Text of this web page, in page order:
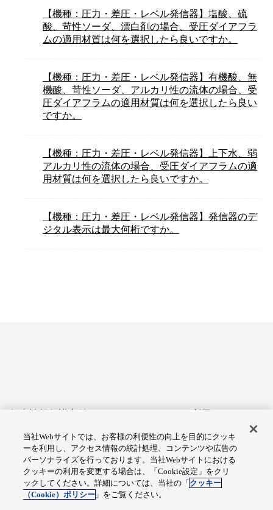
【機種：圧力・差圧・レベル発信器】塩酸、硫
酸、苛性ソーダ、漂白剤の場合、受圧ダイアフラ
ムの適用材質は何を選択したら良いですか。
【機種：圧力・差圧・レベル発信器】有機酸、無
機酸、苛性ソーダ、アルカリ性の流体の場合、受
圧ダイアフラムの適用材質は何を選択したら良い
ですか。
【機種：圧力・差圧・レベル発信器】上下水、弱
アルカリ性の流体の場合、受圧ダイアフラムの適
用材質は何を選択したら良いですか。
【機種：圧力・差圧・レベル発信器】発信器のデ
ジタル表示は最大何桁ですか。
アクセシビリティへの対応
Cookie設定
総合サイトマップ
当社Webサイトでは、お客様の利便性の向上を目的にクッキ
ーを利用し、アクセス情報の統計処理、コンテンツや広告の
パーソナライズを行っております。当社Webサイトにおける
クッキーの利用を変更する場合は、「Cookie設定」をクリ
ックしてください。詳細については、当社の「 クッキー
（Cookie）ポリシー 」をご覧ください。